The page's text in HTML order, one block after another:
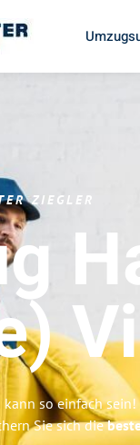
ZIEGLER
so einfach
Sie sich die